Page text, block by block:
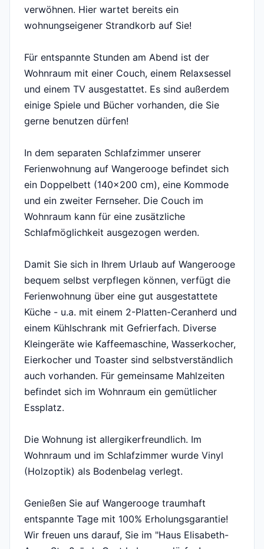
verwöhnen. Hier wartet bereits ein
wohnungseigener Strandkorb auf Sie!
Für entspannte Stunden am Abend ist der
Wohnraum mit einer Couch, einem Relaxsessel
und einem TV ausgestattet. Es sind außerdem
einige Spiele und Bücher vorhanden, die Sie
gerne benutzen dürfen!
In dem separaten Schlafzimmer unserer
Ferienwohnung auf Wangerooge befindet sich
ein Doppelbett (140x200 cm), eine Kommode
und ein zweiter Fernseher. Die Couch im
Wohnraum kann für eine zusätzliche
Schlafmöglichkeit ausgezogen werden.
Damit Sie sich in Ihrem Urlaub auf Wangerooge
bequem selbst verpflegen können, verfügt die
Ferienwohnung über eine gut ausgestattete
Küche - u.a. mit einem 2-Platten-Ceranherd und
einem Kühlschrank mit Gefrierfach. Diverse
Kleingeräte wie Kaffeemaschine, Wasserkocher,
Eierkocher und Toaster sind selbstverständlich
auch vorhanden. Für gemeinsame Mahlzeiten
befindet sich im Wohnraum ein gemütlicher
Essplatz.
Die Wohnung ist allergikerfreundlich. Im
Wohnraum und im Schlafzimmer wurde Vinyl
(Holzoptik) als Bodenbelag verlegt.
Genießen Sie auf Wangerooge traumhaft
entspannte Tage mit 100% Erholungsgarantie!
Wir freuen uns darauf, Sie im "Haus Elisabeth-